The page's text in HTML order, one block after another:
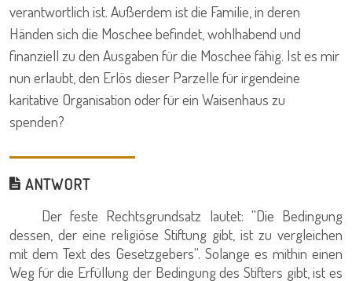
verantwortlich ist. Außerdem ist die Familie, in deren
Händen sich die Moschee befindet, wohlhabend und
finanziell zu den Ausgaben für die Moschee fähig. Ist es mir
nun erlaubt, den Erlös dieser Parzelle für irgendeine
karitative Organisation oder für ein Waisenhaus zu
spenden?
ANTWORT
Der feste Rechtsgrundsatz lautet: ''Die Bedingung
dessen, der eine religiöse Stiftung gibt, ist zu vergleichen
mit dem Text des Gesetzgebers''. Solange es mithin einen
Weg für die Erfüllung der Bedingung des Stifters gibt, ist es